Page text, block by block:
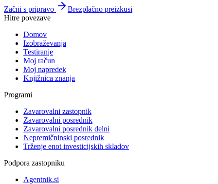
Začni s pripravo
Brezplačno preizkusi
Hitre povezave
Domov
Izobraževanja
Testiranje
Moj račun
Moj napredek
Knjižnica znanja
Programi
Zavarovalni zastopnik
Zavarovalni posrednik
Zavarovalni posrednik delni
Nepremičninski posrednik
Trženje enot investicijskih skladov
Podpora zastopniku
Agentnik.si